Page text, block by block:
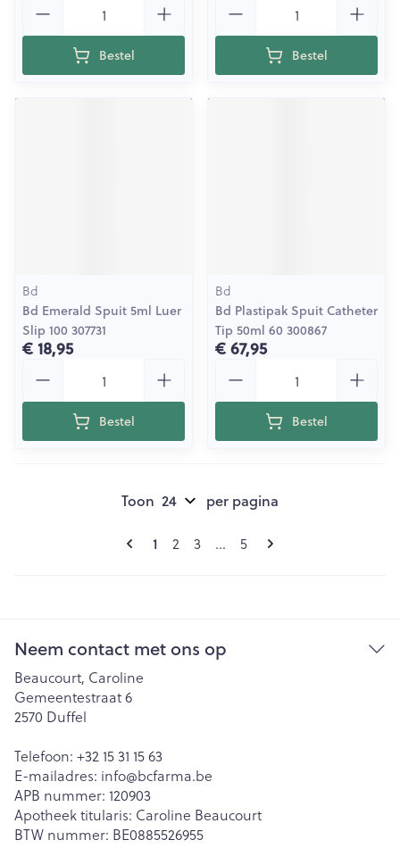
Bestel Bestel
Bd
Bd Emerald Spuit 5ml Luer
Slip 100 307731
€ 18,95
Bestel
Bd
Bd Plastipak Spuit Catheter
Tip 50ml 60 300867
€ 67,95
Bestel
Pagina's
U lees momenteel pagina
1 Pagina
2 Pagina
3 ... Pagina
5
Toon per pagina
Neem contact met ons op
Beaucourt, Caroline
Gemeentestraat 6
2570 Duffel
Telefoon: +32 15 31 15 63
E-mailadres: info@bcfarma.be
APB nummer: 120903
Apotheek titularis: Caroline Beaucourt
BTW nummer: BE0885526955